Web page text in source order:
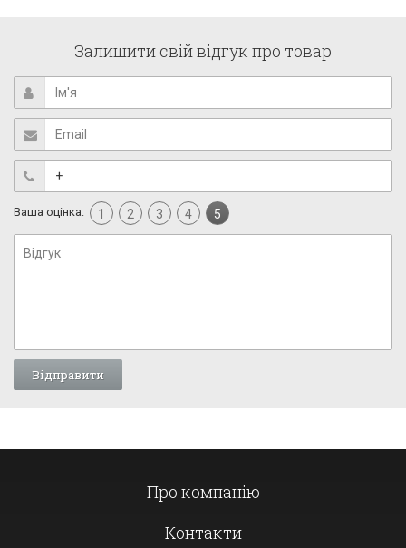
Залишити свій відгук про товар
Ваша оцінка: 1 2 3 4 5
Про компанію
Контакти